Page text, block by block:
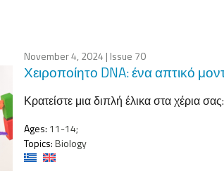
November 4, 2024 | Issue 70
Χειροποίητο DNA: ένα απτικό
Κρατείστε μια διπλή έλικα στα χέρια
Ages: 11-14;
Topics:Biology